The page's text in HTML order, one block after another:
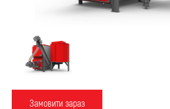
Замовити зараз